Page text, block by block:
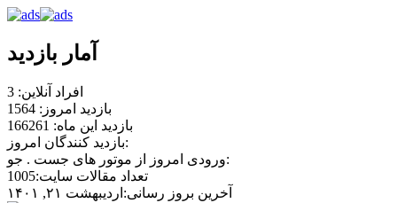
آمار بازدید
افراد آنلاین: 3
بازدید امروز: 1564
بازدید این ماه: 166261
بازدید کنندگان امروز:
ورودی امروز از موتور های جست . جو:
تعداد مقالات سایت:1005
آخرین بروز رسانی:اردیبهشت ۲۱, ۱۴۰۱